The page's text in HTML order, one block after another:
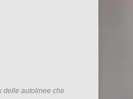
delle autolinee che